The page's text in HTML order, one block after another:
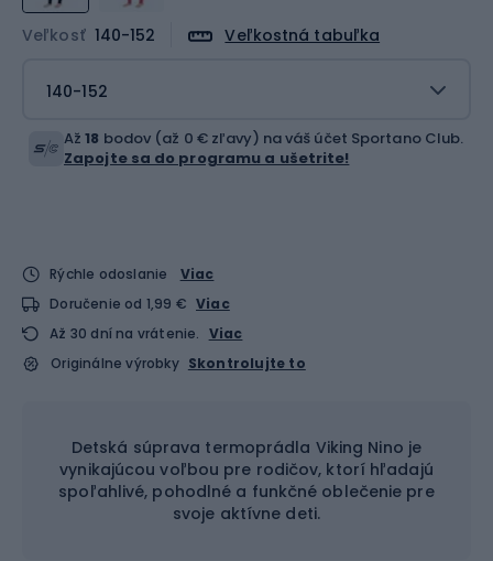
Veľkosť 140-152 Veľkostná tabuľka
140-152
Až18 bodov (až 0 € zľavy) na váš účet Sportano Club.
Zapojte sa do programu a ušetrite!
Rýchle odoslanie
Viac
Doručenie od 1,99 € Viac
Až 30 dní na vrátenie. Viac
Originálne výrobky Skontrolujte to
Detská súprava termoprádla Viking Nino je
vynikajúcou voľbou pre rodičov, ktorí hľadajú
spoľahlivé, pohodlné a funkčné oblečenie pre
svoje aktívne deti.